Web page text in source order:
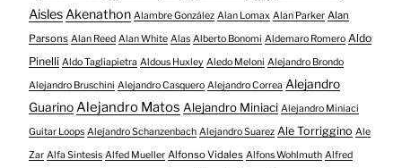
AislesAkenathon Alambre González Alan Lomax Alan Parker Alan
Parsons Alan Reed Alan White Alas Alberto Bonomi Aldemaro Romero Aldo
Pinelli Aldo Tagliapietra Aldous Huxley Aledo Meloni Alejandro Brondo
Alejandro Bruschini Alejandro Casquero Alejandro Correa Alejandro
GuarinoAlejandro Matos Alejandro Miniaci Alejandro Miniaci
Guitar Loops Alejandro Schanzenbach Alejandro Suarez Ale Torriggino Ale
Zar Alfa Sintesis Alfed Mueller Alfonso Vidales Alfons Wohlmuth Alfred